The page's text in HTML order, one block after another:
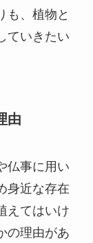
も、植物と
ていきたい
由
仏事に用い
身近な存在
えてはいけ
の理由があ